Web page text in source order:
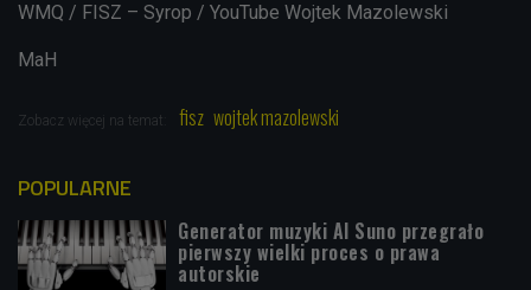
WMQ / FISZ – Syrop / YouTube Wojtek Mazolewski
MaH
Zobacz więcej na temat: fisz wojtek mazolewski
POPULARNE
Generator muzyki AI Suno przegrało
pierwszy wielki proces o prawa
autorskie